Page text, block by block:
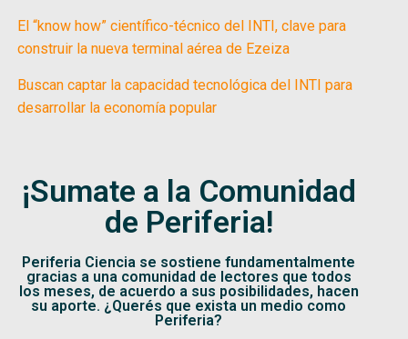
El “know how” científico-técnico del INTI, clave para
construir la nueva terminal aérea de Ezeiza
Buscan captar la capacidad tecnológica del INTI para
desarrollar la economía popular
¡Sumate a la Comunidad
de Periferia!
Periferia Ciencia se sostiene fundamentalmente
gracias a una comunidad de lectores que todos
los meses, de acuerdo a sus posibilidades, hacen
su aporte. ¿Querés que exista un medio como
Periferia?